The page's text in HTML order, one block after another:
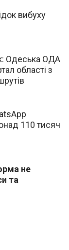
вибуху
Одеська ОДА
області з
110 тисяч
не
та